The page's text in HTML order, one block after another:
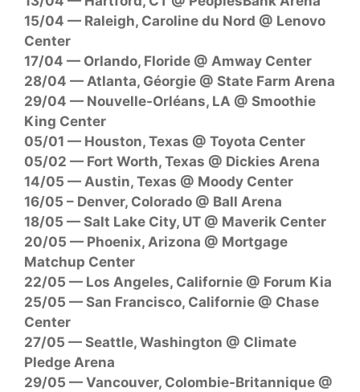
15/04 — Raleigh, Caroline du Nord @ Lenovo
Center
17/04 — Orlando, Floride @ Amway Center
28/04 — Atlanta, Géorgie @ State Farm Arena
29/04 — Nouvelle-Orléans, LA @ Smoothie
King Center
05/01 — Houston, Texas @ Toyota Center
05/02 — Fort Worth, Texas @ Dickies Arena
14/05 — Austin, Texas @ Moody Center
16/05 – Denver, Colorado @ Ball Arena
18/05 — Salt Lake City, UT @ Maverik Center
20/05 — Phoenix, Arizona @ Mortgage
Matchup Center
22/05 — Los Angeles, Californie @ Forum Kia
25/05 — San Francisco, Californie @ Chase
Center
27/05 — Seattle, Washington @ Climate
Pledge Arena
29/05 — Vancouver, Colombie-Britannique @